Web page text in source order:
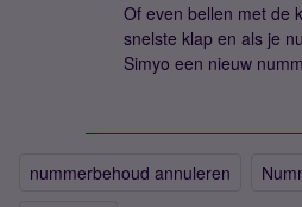
Of even bellen met de
snelste klap en als je
Simyo een nieuw
nummerbehoud annuleren